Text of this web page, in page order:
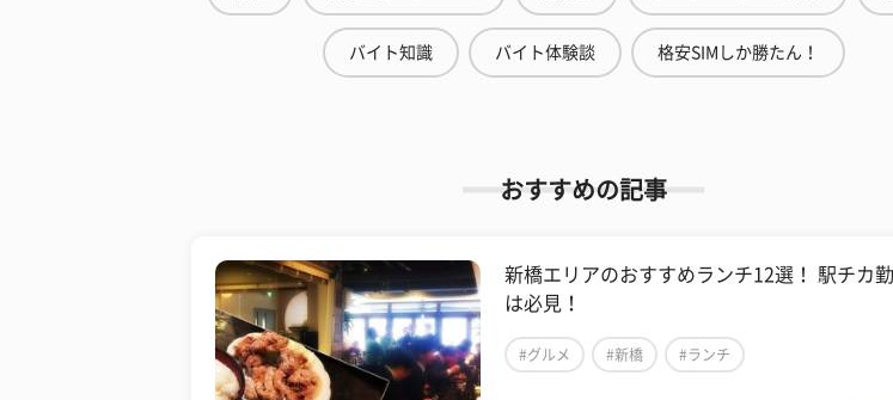
バイト知識 バイト体験談 格安SIMしか勝たん！
おすすめの記事
新橋エリアのおすすめランチ12選！ 駅チカ
は必見！
#グルメ #新橋 #ランチ